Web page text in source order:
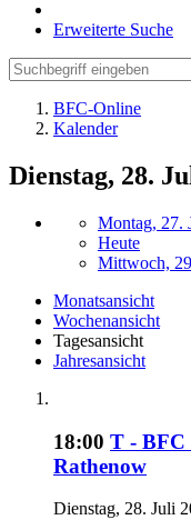
Erweiterte Suche
BFC-Online
Kalender
Dienstag, 28.
Montag, 27.
Heute
Mittwoch,
Monatsansicht
Wochenansicht
Tagesansicht
Jahresansicht
18:00 T - BFC
Rathenow
Dienstag, 28. Juli